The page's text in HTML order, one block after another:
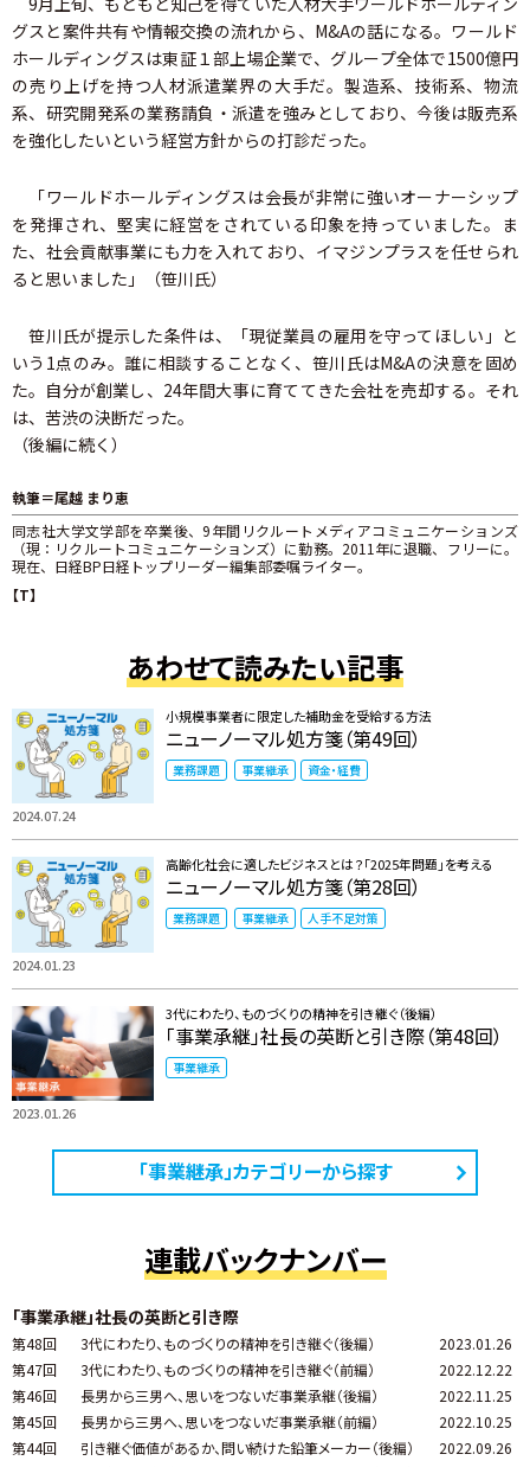
グスと案件共有や情報交換の流れから、M&Aの話になる。ワールド
ホールディングスは東証１部上場企業で、グループ全体で1500億円
の売り上げを持つ人材派遣業界の大手だ。製造系、技術系、物流
系、研究開発系の業務請負・派遣を強みとしており、今後は販売系
を強化したいという経営方針からの打診だった。
「ワールドホールディングスは会長が非常に強いオーナーシップ
を発揮され、堅実に経営をされている印象を持っていました。ま
た、社会貢献事業にも力を入れており、イマジンプラスを任せられ
ると思いました」（笹川氏）
笹川氏が提示した条件は、「現従業員の雇用を守ってほしい」と
いう1点のみ。誰に相談することなく、笹川氏はM&Aの決意を固め
た。自分が創業し、24年間大事に育ててきた会社を売却する。それ
は、苦渋の決断だった。
（後編に続く）
執筆＝尾越 まり恵
同志社大学文学部を卒業後、9年間リクルートメディアコミュニケーションズ
（現：リクルートコミュニケーションズ）に勤務。2011年に退職、フリーに。
現在、日経BP日経トップリーダー編集部委嘱ライター。
【T】
あわせて読みたい記事
2024.07.24
小規模事業者に限定した補助金を受給する方法
ニューノーマル処方箋（第49回）
業務課題 事業継承 資金・経費
2024.01.23
高齢化社会に適したビジネスとは？「2025年問題」を考える
ニューノーマル処方箋（第28回）
業務課題 事業継承 人手不足対策
2023.01.26
3代にわたり、ものづくりの精神を引き継ぐ（後編）
「事業承継」社長の英断と引き際（第48回）
事業継承
「事業継承」カテゴリーから探す
連載バックナンバー
「事業承継」社長の英断と引き際
第48回 3代にわたり、ものづくりの精神を引き継ぐ（後編）
2023.01.26
第47回
3代にわたり、ものづくりの精神を引き継ぐ（前編）
2022.12.22
第46回
長男から三男へ、思いをつないだ事業承継（後編）
2022.11.25
第45回
長男から三男へ、思いをつないだ事業承継（前編）
2022.10.25
第44回
引き継ぐ価値があるか、問い続けた鉛筆メーカー（後編）
2022.09.26